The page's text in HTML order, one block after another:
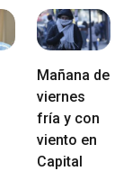
Mañana de
viernes
fría y con
viento en
Capital